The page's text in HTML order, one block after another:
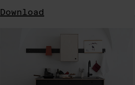
Download